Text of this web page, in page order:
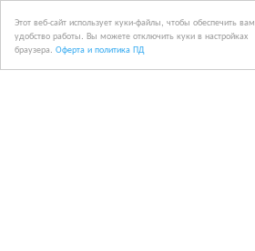
Этот веб-сайт использует куки-файлы, чтобы обеспечить вам
удобство работы. Вы можете отключить куки в настройках
браузера. Оферта и политика ПД